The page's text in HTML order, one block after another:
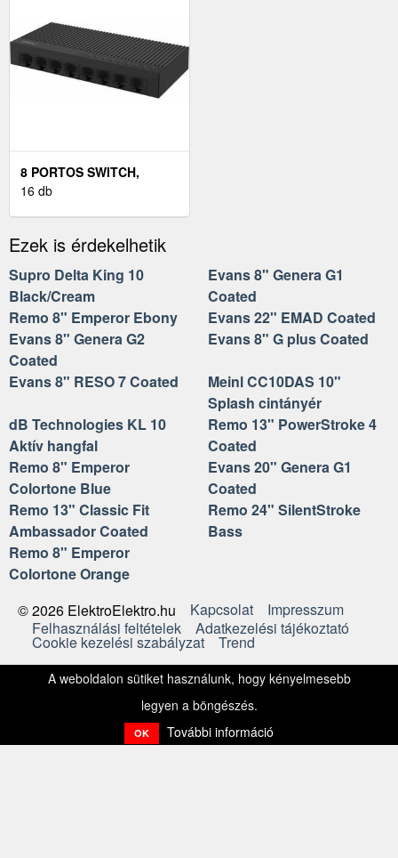
8 PORTOS SWITCH,
10/100MBPS
16 db
Ezek is érdekelhetik
Supro Delta King 10
Black/Cream
Evans 8" Genera G1
Coated
Remo 8" Emperor Ebony
Evans 22" EMAD Coated
Evans 8" Genera G2
Coated
Evans 8" G plus Coated
Evans 8" RESO 7 Coated
Meinl CC10DAS 10"
Splash cintányér
dB Technologies KL 10
Aktív hangfal
Remo 13" PowerStroke 4
Coated
Remo 8" Emperor
Colortone Blue
Evans 20" Genera G1
Coated
Remo 13" Classic Fit
Ambassador Coated
Remo 24" SilentStroke
Bass
Remo 8" Emperor
Colortone Orange
© 2026 ElektroElektro.hu
Kapcsolat
Impresszum
Felhasználási feltételek
Adatkezelési tájékoztató
Cookie kezelési szabályzat Trend
A weboldalon sütiket használunk, hogy kényelmesebb
legyen a böngészés.
OK További információ